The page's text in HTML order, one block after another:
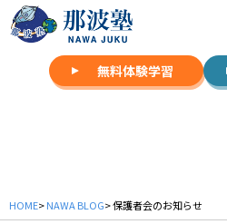
無料体験学習
HOME>NAWA BLOG> 保護者会のお知らせ